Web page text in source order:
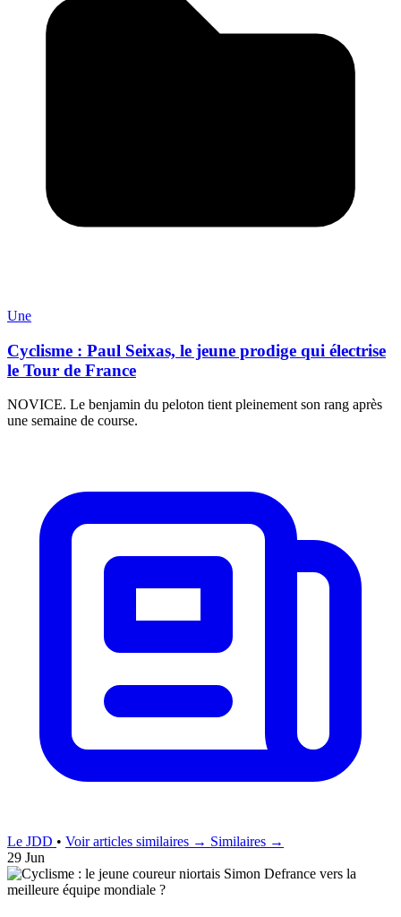
Une
Cyclisme : Paul Seixas, le jeune prodige qui électrise
le Tour de France
NOVICE. Le benjamin du peloton tient pleinement son rang après
une semaine de course.
Le JDD • Voir articles similaires → Similaires →
29 Jun